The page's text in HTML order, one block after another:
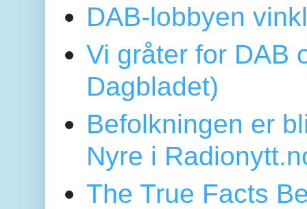
DAB-lobbyen
Vi gråter for DAB
Dagbladet)
Befolkningen er
Nyre i
The True Facts